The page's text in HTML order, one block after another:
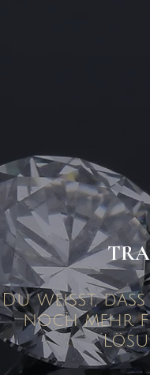
Du weißt,
noch mehr